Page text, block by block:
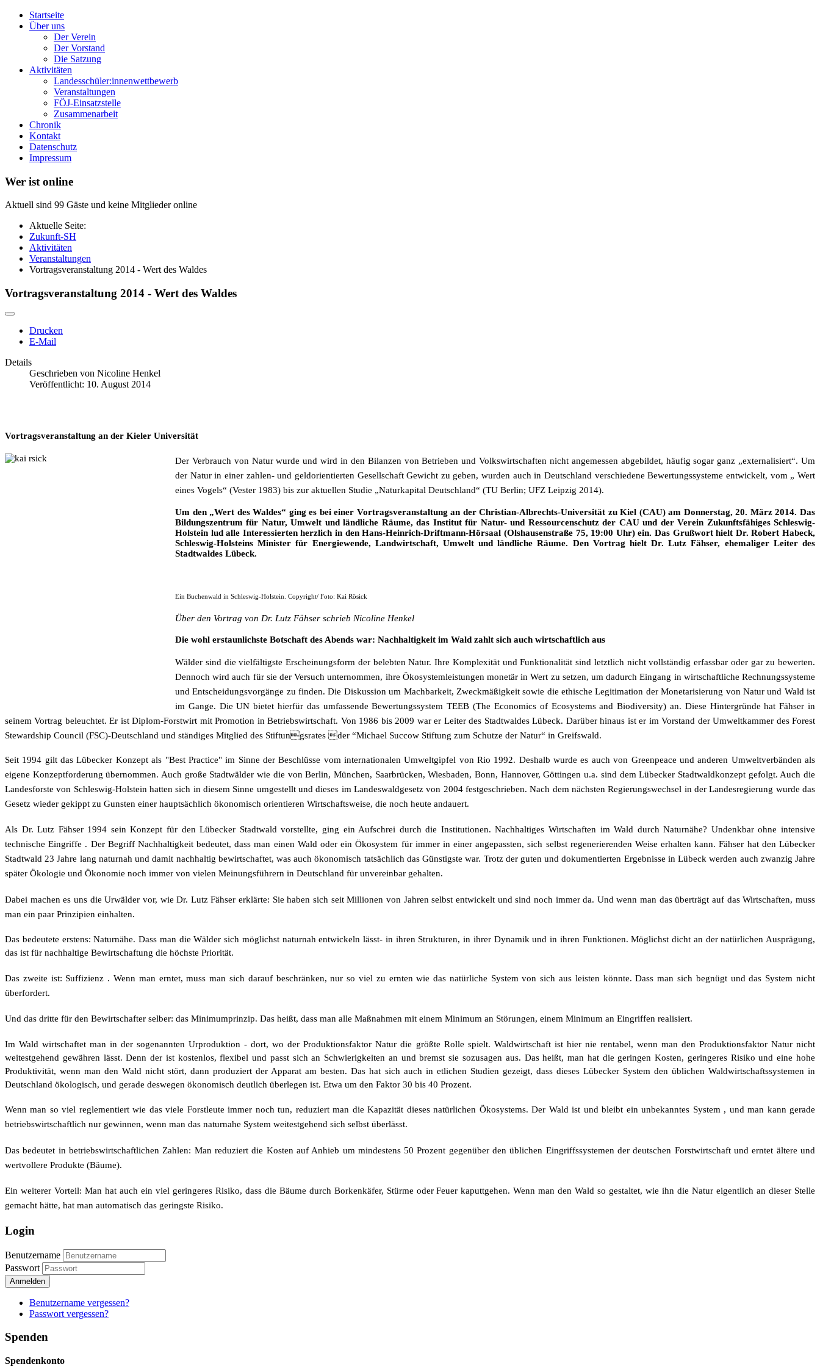
Startseite
Über uns
Der Verein
Der Vorstand
Die Satzung
Aktivitäten
Landesschüler:innenwettbewerb
Veranstaltungen
FÖJ-Einsatzstelle
Zusammenarbeit
Chronik
Kontakt
Datenschutz
Impressum
Wer ist online
Aktuell sind 99 Gäste und keine Mitglieder online
Aktuelle Seite:
Zukunft-SH
Aktivitäten
Veranstaltungen
Vortragsveranstaltung 2014 - Wert des Waldes
Vortragsveranstaltung 2014 - Wert des Waldes
Drucken
E-Mail
Details
Geschrieben von Nicoline Henkel
Veröffentlicht: 10. August 2014
Vortragsveranstaltung an der Kieler Universität
Der Verbrauch von Natur wurde und wird in den Bilanzen von Betrieben und Volkswirtschaften nicht angemessen abgebildet, häufig sogar ganz „externalisiert“. Um
der Natur in einer zahlen- und geldorientierten Gesellschaft Gewicht zu geben, wurden auch in Deutschland verschiedene Bewertungssysteme entwickelt, vom „ Wert
eines Vogels“ (Vester 1983) bis zur aktuellen Studie „Naturkapital Deutschland“ (TU Berlin; UFZ Leipzig 2014).
Um den „Wert des Waldes“ ging es bei einer Vortragsveranstaltung an der Christian-Albrechts-Universität zu Kiel (CAU) am Donnerstag, 20. März 2014. Das
Bildungszentrum für Natur, Umwelt und ländliche Räume, das Institut für Natur- und Ressourcenschutz der CAU und der Verein Zukunftsfähiges Schleswig-
Holstein lud alle Interessierten herzlich in den Hans-Heinrich-Driftmann-Hörsaal (Olshausenstraße 75, 19:00 Uhr) ein. Das Grußwort hielt Dr. Robert Habeck,
Schleswig-Holsteins Minister für Energiewende, Landwirtschaft, Umwelt und ländliche Räume. Den Vortrag hielt Dr. Lutz Fähser, ehemaliger Leiter des
Stadtwaldes Lübeck.
Ein Buchenwald in Schleswig-Holstein. Copyright/ Foto: Kai Rösick
Über den Vortrag von Dr. Lutz Fähser schrieb Nicoline Henkel
Die wohl erstaunlichste Botschaft des Abends war: Nachhaltigkeit im Wald zahlt sich auch wirtschaftlich aus
Wälder sind die vielfältigste Erscheinungsform der belebten Natur. Ihre Komplexität und Funktionalität sind letztlich nicht vollständig erfassbar oder gar zu bewerten.
Dennoch wird auch für sie der Versuch unternommen, ihre Ökosystemleistungen monetär in Wert zu setzen, um dadurch Eingang in wirtschaftliche Rechnungssysteme
und Entscheidungsvorgänge zu finden. Die Diskussion um Machbarkeit, Zweckmäßigkeit sowie die ethische Legitimation der Monetarisierung von Natur und Wald ist
im Gange. Die UN bietet hierfür das umfassende Bewertungssystem TEEB (The Economics of Ecosystems and Biodiversity) an. Diese Hintergründe hat Fähser in
seinem Vortrag beleuchtet. Er ist Diplom-Forstwirt mit Promotion in Betriebswirtschaft. Von 1986 bis 2009 war er Leiter des Stadtwaldes Lübeck. Darüber hinaus ist er im Vorstand der Umweltkammer des Forest
Stewardship Council (FSC)-Deutschland und ständiges Mitglied des Stiftungsrates der “Michael Succow Stiftung zum Schutze der Natur“ in Greifswald.
Seit 1994 gilt das Lübecker Konzept als "Best Practice" im Sinne der Beschlüsse vom internationalen Umweltgipfel von Rio 1992. Deshalb wurde es auch von Greenpeace und anderen Umweltverbänden als
eigene Konzeptforderung übernommen. Auch große Stadtwälder wie die von Berlin, München, Saarbrücken, Wiesbaden, Bonn, Hannover, Göttingen u.a. sind dem Lübecker Stadtwaldkonzept gefolgt. Auch die
Landesforste von Schleswig-Holstein hatten sich in diesem Sinne umgestellt und dieses im Landeswaldgesetz von 2004 festgeschrieben. Nach dem nächsten Regierungswechsel in der Landesregierung wurde das
Gesetz wieder gekippt zu Gunsten einer hauptsächlich ökonomisch orientieren Wirtschaftsweise, die noch heute andauert.
Als Dr. Lutz Fähser 1994 sein Konzept für den Lübecker Stadtwald vorstellte, ging ein Aufschrei durch die Institutionen. Nachhaltiges Wirtschaften im Wald durch Naturnähe? Undenkbar ohne intensive
technische Eingriffe . Der Begriff Nachhaltigkeit bedeutet, dass man einen Wald oder ein Ökosystem für immer in einer angepassten, sich selbst regenerierenden Weise erhalten kann.Fähser hat den Lübecker
Stadtwald 23 Jahre lang naturnah und damit nachhaltig bewirtschaftet, was auch ökonomisch tatsächlich das Günstigste war. Trotz der guten und dokumentierten Ergebnisse in Lübeck werden auch zwanzig Jahre
später Ökologie und Ökonomie noch immer von vielen Meinungsführern in Deutschland für unvereinbar gehalten.
Dabei machen es uns die Urwälder vor, wie Dr. Lutz Fähser erklärte: Sie haben sich seit Millionen von Jahren selbst entwickelt und sind noch immer da. Und wenn man das überträgt auf das Wirtschaften, muss
man ein paar Prinzipien einhalten.
Das bedeutete erstens: Naturnähe. Dass man die Wälder sich möglichst naturnah entwickeln lässt- in ihren Strukturen, in ihrer Dynamik und in ihren Funktionen. Möglichst dicht an der natürlichen Ausprägung,
das ist für nachhaltige Bewirtschaftung die höchste Priorität.
Das zweite ist: Suffizienz . Wenn man erntet, muss man sich darauf beschränken, nur so viel zu ernten wie das natürliche System von sich aus leisten könnte. Dass man sich begnügt und das System nicht
überfordert.
Und das dritte für den Bewirtschafter selber: das Minimumprinzip. Das heißt, dass man alle Maßnahmen mit einem Minimum an Störungen, einem Minimum an Eingriffen realisiert.
Im Wald wirtschaftet man in der sogenannten Urproduktion - dort, wo der Produktionsfaktor Natur die größte Rolle spielt. Waldwirtschaft ist hier nie rentabel, wenn man den Produktionsfaktor Natur nicht
weitestgehend gewähren lässt. Denn der ist kostenlos, flexibel und passt sich an Schwierigkeiten an und bremst sie sozusagen aus. Das heißt, man hat die geringen Kosten, geringeres Risiko und eine hohe
Produktivität, wenn man den Wald nicht stört, dann produziert der Apparat am besten. Das hat sich auch in etlichen Studien gezeigt, dass dieses Lübecker System den üblichen Waldwirtschaftssystemen in
Deutschland ökologisch, und gerade deswegen ökonomisch deutlich überlegen ist. Etwa um den Faktor 30 bis 40 Prozent.
Wenn man so viel reglementiert wie das viele Forstleute immer noch tun, reduziert man die Kapazität dieses natürlichen Ökosystems. Der Wald ist und bleibt ein unbekanntes System , und man kann gerade
betriebswirtschaftlich nur gewinnen, wenn man das naturnahe System weitestgehend sich selbst überlässt.
Das bedeutet in betriebswirtschaftlichen Zahlen: Man reduziert die Kosten auf Anhieb um mindestens 50 Prozent gegenüber den üblichen Eingriffssystemen der deutschen Forstwirtschaft und erntet ältere und
wertvollere Produkte (Bäume).
Ein weiterer Vorteil: Man hat auch ein viel geringeres Risiko, dass die Bäume durch Borkenkäfer, Stürme oder Feuer kaputtgehen. Wenn man den Wald so gestaltet, wie ihn die Natur eigentlich an dieser Stelle
gemacht hätte, hat man automatisch das geringste Risiko.
Login
Benutzername
Passwort
Anmelden
Benutzername vergessen?
Passwort vergessen?
Spenden
Spendenkonto